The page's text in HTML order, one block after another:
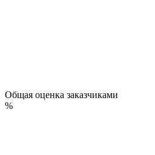
Общая оценка заказчиками
%